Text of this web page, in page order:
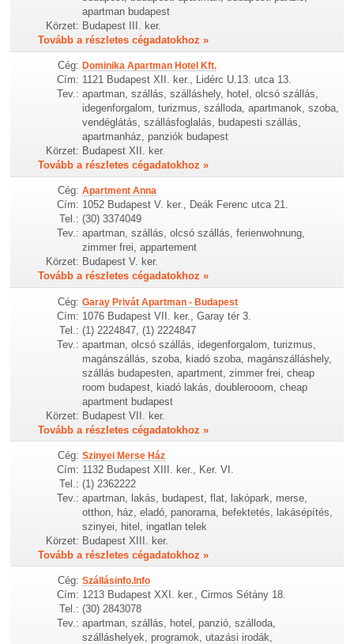
apartman budapest
Körzet: Budapest III. ker.
Tovább a részletes cégadatokhoz »
Cég: Dominika Apartman Hotel Kft.
Cím: 1121 Budapest XII. ker., Lidérc U.13. utca 13.
Tev.: apartman, szállás, szálláshely, hotel, olcsó szállás,
idegenforgalom, turizmus, szálloda, apartmanok, szoba,
vendéglátás, szállásfoglalás, budapesti szállás,
apartmanház, panziók budapest
Körzet: Budapest XII. ker.
Tovább a részletes cégadatokhoz »
Cég: Apartment Anna
Cím: 1052 Budapest V. ker., Deák Ferenc utca 21.
Tel.: (30) 3374049
Tev.: apartman, szállás, olcsó szállás, ferienwohnung,
zimmer frei, appartement
Körzet: Budapest V. ker.
Tovább a részletes cégadatokhoz »
Cég: Garay Privát Apartman - Budapest
Cím: 1076 Budapest VII. ker., Garay tér 3.
Tel.: (1) 2224847, (1) 2224847
Tev.: apartman, olcsó szállás, idegenforgalom, turizmus,
magánszállás, szoba, kiadó szoba, magánszálláshely,
szállás budapesten, apartment, zimmer frei, cheap
room budapest, kiadó lakás, doublerooom, cheap
apartment budapest
Körzet: Budapest VII. ker.
Tovább a részletes cégadatokhoz »
Cég: Szinyei Merse Ház
Cím: 1132 Budapest XIII. ker., Ker. VI.
Tel.: (1) 2362222
Tev.: apartman, lakás, budapest, flat, lakópark, merse,
otthon, ház, eladó, panorama, befektetés, lakásépítés,
szinyei, hitel, ingatlan telek
Körzet: Budapest XIII. ker.
Tovább a részletes cégadatokhoz »
Cég: Szállásinfo.Info
Cím: 1213 Budapest XXI. ker., Cirmos Sétány 18.
Tel.: (30) 2843078
Tev.: apartman, szállás, hotel, panzió, szálloda,
szálláshelyek, programok, utazási irodák,